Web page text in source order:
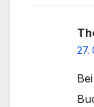
27.